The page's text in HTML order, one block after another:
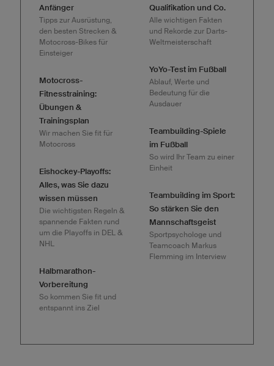
Anfänger
Tipps zur Ausrüstung,
den besten Strecken &
Motocross-Bikes für
Einsteiger
Motocross-
Fitnesstraining:
Übungen &
Trainingsplan
Wir machen Sie fit für
Motocross
Eishockey-Playoffs:
Alles, was Sie dazu
wissen müssen
Die wichtigsten Regeln &
spannende Fakten rund
um die Playoffs in DEL &
NHL
Halbmarathon-
Vorbereitung
So kommen Sie fit und
entspannt ins Ziel
Qualifikation und Co.
Alle wichtigen Fakten
und Rekorde zur Darts-
Weltmeisterschaft
YoYo-Test im Fußball
Ablauf, Werte und
Bedeutung für die
Ausdauer
Teambuilding-Spiele
im Fußball
So wird Ihr Team zu einer
Einheit
Teambuilding im Sport:
So stärken Sie den
Mannschaftsgeist
Sportpsychologe und
Teamcoach Markus
Flemming im Interview